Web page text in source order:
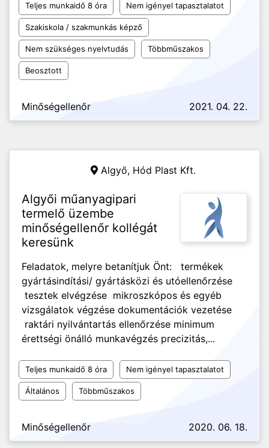
Teljes munkaidő 8 óra Nem igényel tapasztalatot
Szakiskola / szakmunkás képző
Nem szükséges nyelvtudás Többműszakos
Beosztott
Minőségellenőr 2021. 04. 22.
Algyő, Hód Plast Kft.
Algyői műanyagipari
termelő üzembe
minőségellenőr kollégát
keresünk
Feladatok, melyre betanítjuk Önt: termékek
gyártásindítási/ gyártásközi és utóellenőrzése
tesztek elvégzése mikroszkópos és egyéb
vizsgálatok végzése dokumentációk vezetése
raktári nyilvántartás ellenőrzése minimum
érettségi önálló munkavégzés precizitás,...
Teljes munkaidő 8 óra Nem igényel tapasztalatot
Általános Többműszakos
Minőségellenőr 2020. 06. 18.